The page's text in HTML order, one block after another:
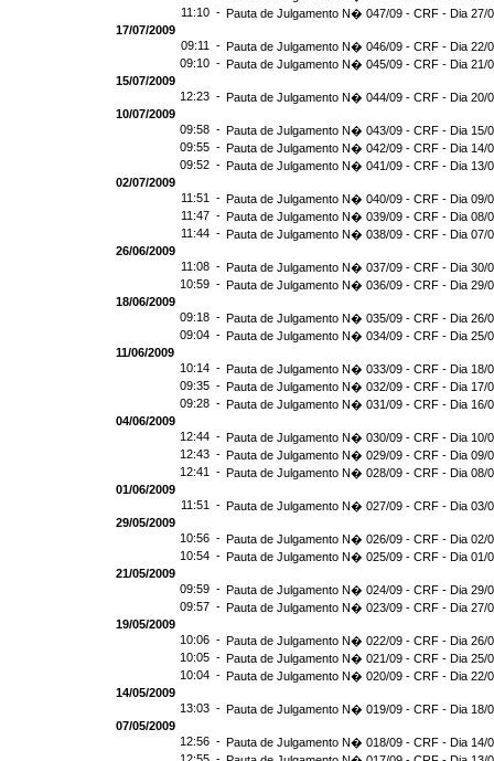
11:10 - Pauta de Julgamento N� 047/09 - CRF - Dia 27/
17/07/2009
09:11 - Pauta de Julgamento N� 046/09 - CRF - Dia 22/
09:10 - Pauta de Julgamento N� 045/09 - CRF - Dia 21/
15/07/2009
12:23 - Pauta de Julgamento N� 044/09 - CRF - Dia 20/
10/07/2009
09:58 - Pauta de Julgamento N� 043/09 - CRF - Dia 15/
09:55 - Pauta de Julgamento N� 042/09 - CRF - Dia 14/
09:52 - Pauta de Julgamento N� 041/09 - CRF - Dia 13/
02/07/2009
11:51 - Pauta de Julgamento N� 040/09 - CRF - Dia 09/
11:47 - Pauta de Julgamento N� 039/09 - CRF - Dia 08/
11:44 - Pauta de Julgamento N� 038/09 - CRF - Dia 07/
26/06/2009
11:08 - Pauta de Julgamento N� 037/09 - CRF - Dia 30/
10:59 - Pauta de Julgamento N� 036/09 - CRF - Dia 29/
18/06/2009
09:18 - Pauta de Julgamento N� 035/09 - CRF - Dia 26/
09:04 - Pauta de Julgamento N� 034/09 - CRF - Dia 25/
11/06/2009
10:14 - Pauta de Julgamento N� 033/09 - CRF - Dia 18/
09:35 - Pauta de Julgamento N� 032/09 - CRF - Dia 17/
09:28 - Pauta de Julgamento N� 031/09 - CRF - Dia 16/
04/06/2009
12:44 - Pauta de Julgamento N� 030/09 - CRF - Dia 10/
12:43 - Pauta de Julgamento N� 029/09 - CRF - Dia 09/
12:41 - Pauta de Julgamento N� 028/09 - CRF - Dia 08/
01/06/2009
11:51 - Pauta de Julgamento N� 027/09 - CRF - Dia 03/
29/05/2009
10:56 - Pauta de Julgamento N� 026/09 - CRF - Dia 02/
10:54 - Pauta de Julgamento N� 025/09 - CRF - Dia 01/
21/05/2009
09:59 - Pauta de Julgamento N� 024/09 - CRF - Dia 29/
09:57 - Pauta de Julgamento N� 023/09 - CRF - Dia 27/
19/05/2009
10:06 - Pauta de Julgamento N� 022/09 - CRF - Dia 26/
10:05 - Pauta de Julgamento N� 021/09 - CRF - Dia 25/
10:04 - Pauta de Julgamento N� 020/09 - CRF - Dia 22/
14/05/2009
13:03 - Pauta de Julgamento N� 019/09 - CRF - Dia 18/
07/05/2009
12:56 - Pauta de Julgamento N� 018/09 - CRF - Dia 14/